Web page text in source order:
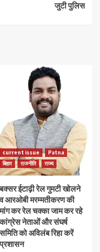
जुटी पुलिस
current issue
Patna
बिहार
राजनीति राज्य
ईटाढ़ी रेल गुमटी खोलने
आरओबी मरम्मतीकरण की
कर रेल चक्का जाम कर रहे
नेताओं और संघर्ष
को अविलंब रिहा करें